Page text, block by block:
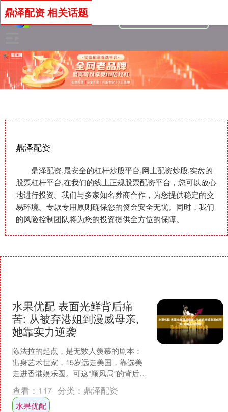
鼎泽配资
鼎泽配资,最安全的杠杆炒股平台,网上配资炒股,实盘的
股票杠杆平台,在我们的线上正规股票配资平台，您可以放心
地进行投资。我们与多家知名券商合作，为您提供稳定的交
易环境。专款专用原则确保您的资金安全无忧。同时，我们
的风险控制团队将为您的投资提供全方位的保障。
鼎泽配资 相关话题
水果优配 表面光鲜背后痛
苦: 从被弃港姐到漫威母亲,
她靠实力逆袭
陈法拉的起点，是无数人羡慕的剧本：
出身艺术世家，15岁远走美国，靠选美
走进香港娱乐圈。可这“顺风局”的背后，
藏着一场沉默的崩塌。真正把她推上人
生巅峰的，不是某一....
查看： 117 分类： 鼎泽配资
水果优配